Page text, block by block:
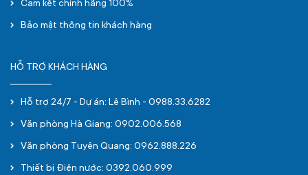
Cam kết chính hãng 100%
Bảo mật thông tin khách hàng
HỖ TRỢ KHÁCH HÀNG
Hỗ trợ 24/7 - Dự án: Lê Bình - 0988.33.6282
Văn phòng Hà Giang: 0902.006.568
Văn phòng Tuyên Quang: 0962.888.226
Thiết bị Điện nước: 0392.060.999